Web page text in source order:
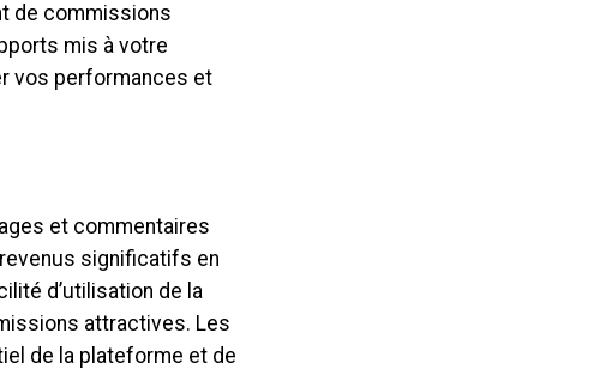
de commissions
mis à votre
vos performances et
et commentaires
significatifs en
d’utilisation de la
attractives. Les
de la plateforme et de